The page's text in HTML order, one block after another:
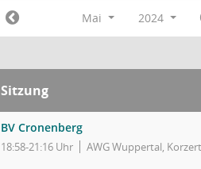
Mai 2024
Sitzung
BV Cronenberg
18:58-21:16 Uhr AWG Wuppertal,